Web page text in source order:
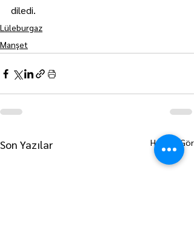
diledi.
Lüleburgaz
Manşet
Son Yazılar Hepsini Gör